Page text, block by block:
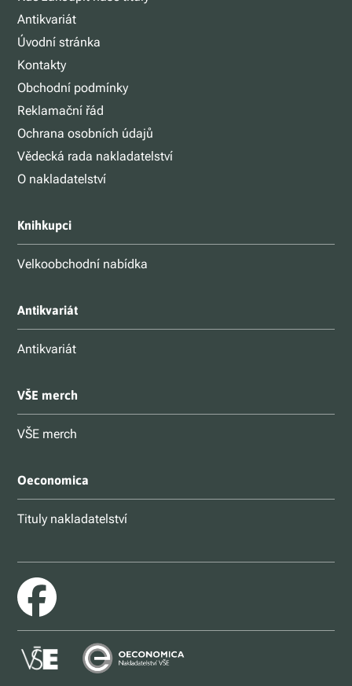
Antikvariát
Úvodní stránka
Kontakty
Obchodní podmínky
Reklamační řád
Ochrana osobních údajů
Vědecká rada nakladatelství
O nakladatelství
Knihkupci
Velkoobchodní nabídka
Antikvariát
Antikvariát
VŠE merch
VŠE merch
Oeconomica
Tituly nakladatelství